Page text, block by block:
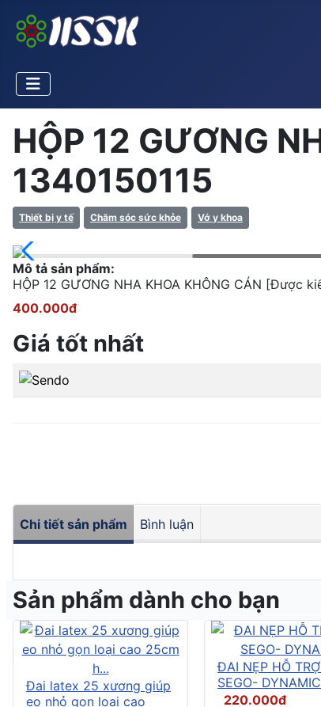
HỘP 12 GƯƠNG
1340150115
Thiết bị y tế Chăm sóc sức khỏe Vớ y khoa
Mô tả sản phẩm:
HỘP 12 GƯƠNG NHA KHOA KHÔNG CÁN [Được
400.000đ
Giá tốt nhất
Chi tiết sản phẩm Bình luận
Sản phẩm dành cho bạn
Đai latex 25 xương giúp
eo nhỏ gọn loại cao
ĐAI NẸP HỖ
SEGO- DYNAMIC
220.000đ